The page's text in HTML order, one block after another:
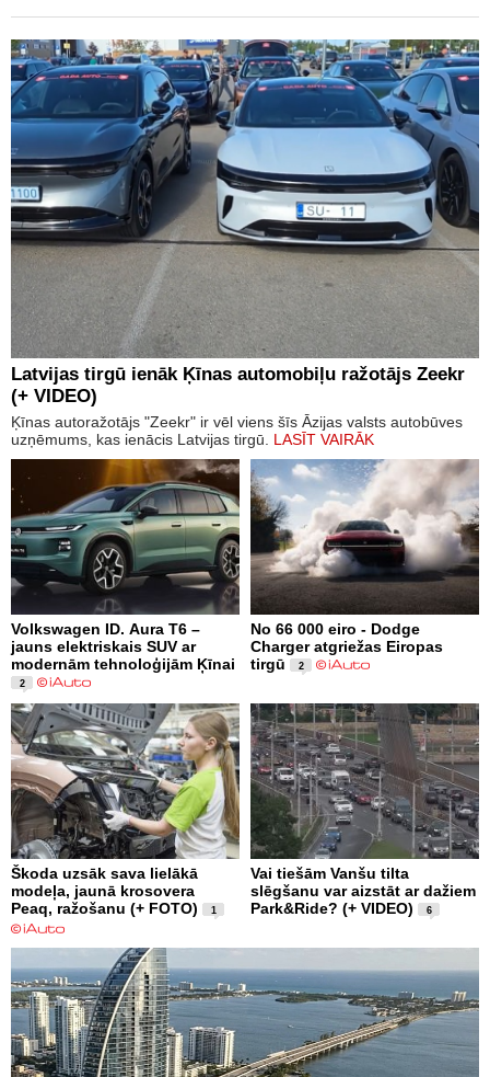
Latvijas tirgū ienāk Ķīnas automobiļu ražotājs Zeekr
(+ VIDEO)
Ķīnas autoražotājs "Zeekr" ir vēl viens šīs Āzijas valsts autobūves
uzņēmums, kas ienācis Latvijas tirgū. LASĪT VAIRĀK
Volkswagen ID. Aura T6 –
jauns elektriskais SUV ar
modernām tehnoloģijām Ķīnai
2
No 66 000 eiro - Dodge
Charger atgriežas Eiropas
tirgū
2
Škoda uzsāk sava lielākā
modeļa, jaunā krosovera
Peaq, ražošanu (+ FOTO)
1
Vai tiešām Vanšu tilta
slēgšanu var aizstāt ar dažiem
Park&Ride? (+ VIDEO)
6